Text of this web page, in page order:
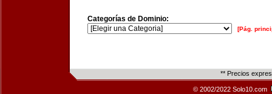
Categorías de Dominio:
[Pág.
** Precios
© 2002/2022 Solo10.com